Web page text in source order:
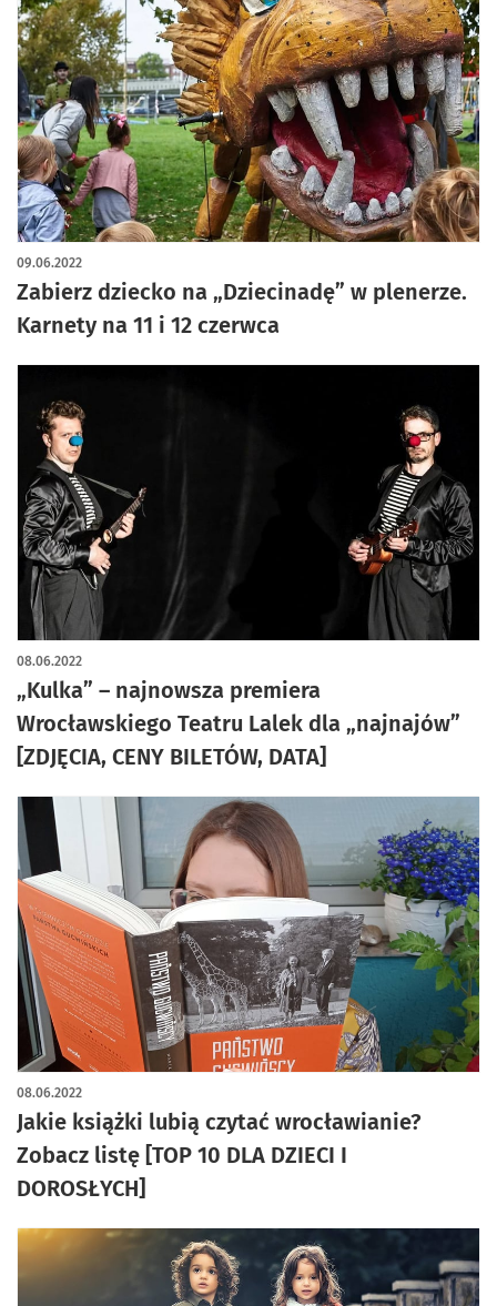
Zabierz dziecko na „Dziecinadę” w plenerze.
Karnety na 11 i 12 czerwca
09.06.2022
„Kulka” – najnowsza premiera
Wrocławskiego Teatru Lalek dla „najnajów”
[ZDJĘCIA, CENY BILETÓW, DATA]
08.06.2022
Jakie książki lubią czytać wrocławianie?
Zobacz listę [TOP 10 DLA DZIECI I
DOROSŁYCH]
08.06.2022